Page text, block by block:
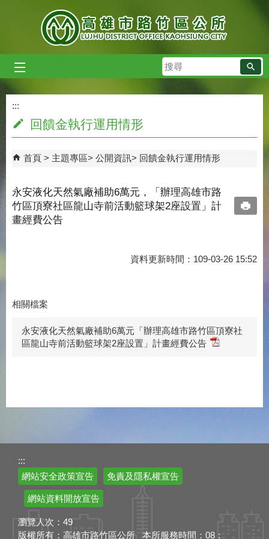
跳到主要內容區塊
搜
尋
:::
回饋金執行運用情形
首頁 主題專區 公開資訊 回饋金執行運用情形
永安液化天然氣廠補助6萬元，「辦理高雄市路
竹區頂寮社區龍山寺前活動籃球架2座設置」計
畫經費公告
資料更新時間：109-03-26 15:52
相關檔案
永安液化天然氣廠補助6萬元「辦理高雄市路竹區頂寮社
區龍山寺前活動籃球架2座設置」計畫經費公告
:::
網站安全政策宣告
免責及隱私權宣告
網站資料開放宣告
瀏覽人次： 49
版權所有：高雄市路竹區公所 本所服務時間：08：